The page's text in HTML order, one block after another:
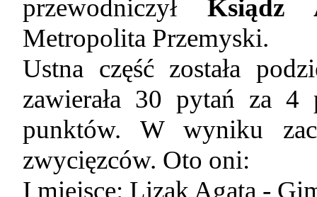
przewodniczyłKsiądz
Metropolita Przemyski.
Ustna część została
zawierała 30 pytań za
punktów. W wyniku
zwycięzców. Oto oni:
I miejsce: Lizak Agata -